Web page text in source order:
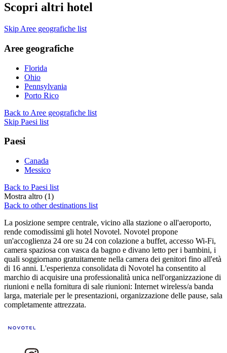
Scopri altri hotel
Skip Aree geografiche list
Aree geografiche
Florida
Ohio
Pennsylvania
Porto Rico
Back to Aree geografiche list
Skip Paesi list
Paesi
Canada
Messico
Back to Paesi list
Mostra altro (1)
Back to other destinations list
La posizione sempre centrale, vicino alla stazione o all'aeroporto,
rende comodissimi gli hotel Novotel. Novotel propone
un'accoglienza 24 ore su 24 con colazione a buffet, accesso Wi-Fi,
camera spaziosa con vasca da bagno e divano letto per i bambini, i
quali soggiornano gratuitamente nella camera dei genitori fino all'età
di 16 anni. L'esperienza consolidata di Novotel ha consentito al
marchio di acquisire una professionalità unica nell'organizzazione di
riunioni e nella fornitura di sale riunioni: Internet wireless/a banda
larga, materiale per le presentazioni, organizzazione delle pause, sala
completamente attrezzata.